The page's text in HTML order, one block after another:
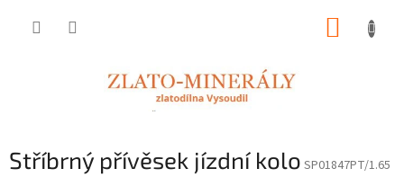
Stříbrný přívěsek jízdní kolo SP01847PT/1.65